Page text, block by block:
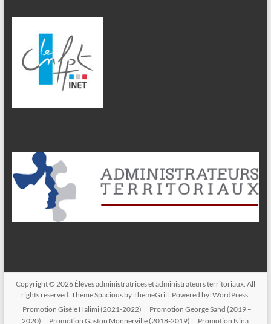
Copyright © 2026 Élèves administratrices et administrateurs territoriaux. All
rights reserved. ThemeSpaciousby ThemeGrill. Powered by: WordPress.
Promotion Gisèle Halimi (2021-2022)
Promotion George Sand (2019 –
2020)
Promotion Gaston Monnerville (2018-2019) Promotion Nina